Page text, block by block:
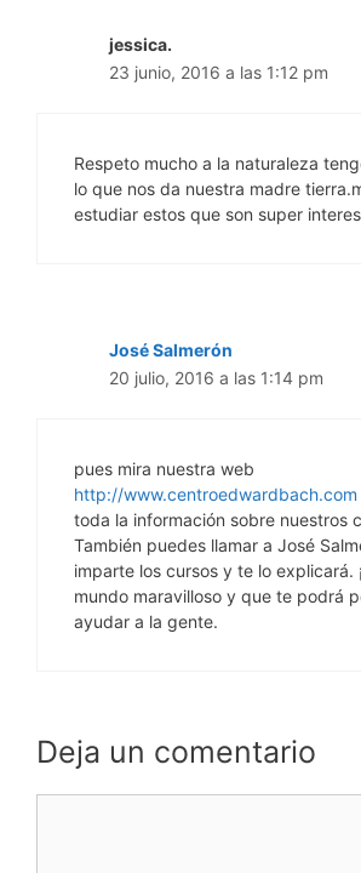
jessica.
23 junio, 2016 a las 1:12 pm
Respeto mucho a la naturaleza
lo que nos da nuestra madre
estudiar estos que son super
José Salmerón
20 julio, 2016 a las 1:14 pm
pues mira nuestra web
http://www.centroedwardbach.com
toda la información sobre nuestros
También puedes llamar a José
imparte los cursos y te lo explicará.
mundo maravilloso y que te podrá
ayudar a la gente.
Deja un comentario